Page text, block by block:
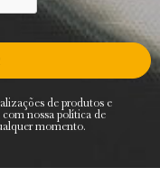
de produtos e
nossa política de
momento.